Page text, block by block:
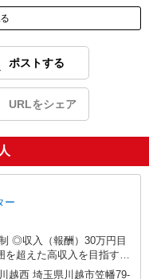
ポストする
URLをシェア
ー
◎収入（報酬）30万円目
超えた高収入を目指す
復帰をお悩みの方 初めて
越西 埼玉県川越市笠幡79-